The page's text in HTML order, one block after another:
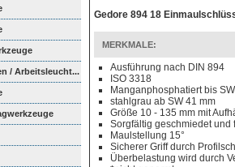
/ Arbeitsleucht...
Gedore 894 18
MERKMALE:
Ausführung nach DIN 894
ISO 3318
Manganphosphatiert bis
stahlgrau ab SW 41 mm
Größe 10 - 135 mm mit
Sorgfältig geschmiedet und
Maulstellung 15°
Sicherer Griff durch
Überbelastung wird durch